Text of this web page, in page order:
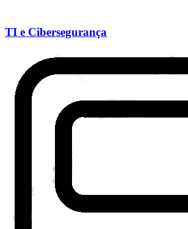
TI e Cibersegurança